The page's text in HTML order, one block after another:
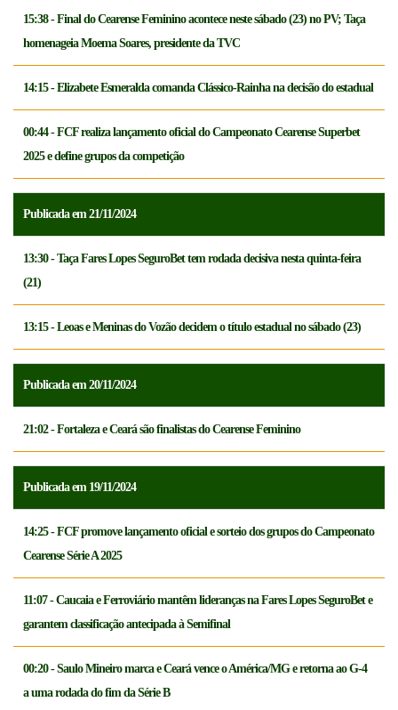
15:38 - Final do Cearense Feminino acontece neste sábado (23) no PV; Taça
homenageia Moema Soares, presidente da TVC
14:15 - Elizabete Esmeralda comanda Clássico-Rainha na decisão do estadual
00:44 - FCF realiza lançamento oficial do Campeonato Cearense Superbet
2025 e define grupos da competição
Publicada em 21/11/2024
13:30 - Taça Fares Lopes SeguroBet tem rodada decisiva nesta quinta-feira
(21)
13:15 - Leoas e Meninas do Vozão decidem o título estadual no sábado (23)
Publicada em 20/11/2024
21:02 - Fortaleza e Ceará são finalistas do Cearense Feminino
Publicada em 19/11/2024
14:25 - FCF promove lançamento oficial e sorteio dos grupos do Campeonato
Cearense Série A 2025
11:07 - Caucaia e Ferroviário mantêm lideranças na Fares Lopes SeguroBet e
garantem classificação antecipada à Semifinal
00:20 - Saulo Mineiro marca e Ceará vence o América/MG e retorna ao G-4
a uma rodada do fim da Série B